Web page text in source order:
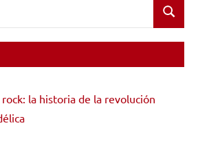
Buscar
rock: la historia de la revolución